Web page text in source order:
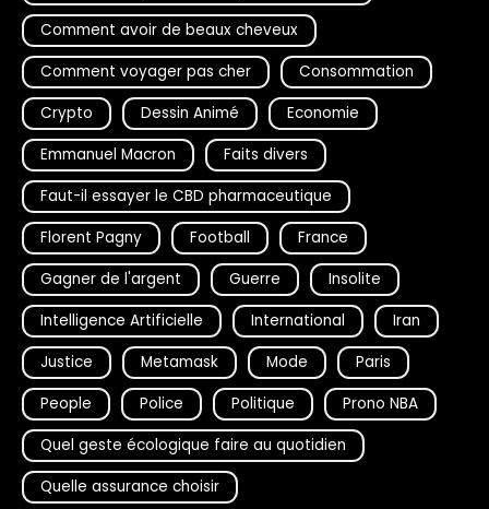
Comment avoir de beaux cheveux
Comment voyager pas cher
Consommation
Crypto
Dessin Animé
Economie
Emmanuel Macron
Faits divers
Faut-il essayer le CBD pharmaceutique
Florent Pagny
Football
France
Gagner de l'argent
Guerre
Insolite
Intelligence Artificielle
International
Iran
Justice
Metamask Mode
Paris
People
Police Politique
Prono NBA
Quel geste écologique faire au quotidien
Quelle assurance choisir